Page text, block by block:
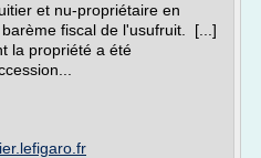
et nu-propriétaire en
fiscal de l'usufruit. [...]
la propriété a été